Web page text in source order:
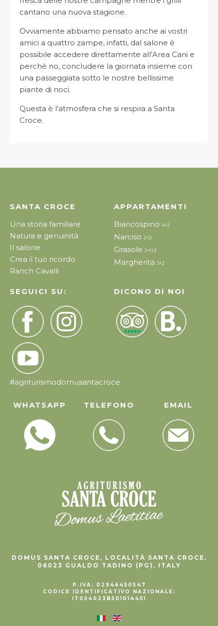
cantano una nuova stagione.
Ovviamente abbiamo pensato anche ai vostri
amici a quattro zampe, infatti, dal salone è
possibile accedere direttamente all’Area Cani e
perchè no, concludere la giornata insieme con
una passeggiata sotto le nostre bellissime
piante di noci.
Questa è l’atmosfera che si respira a Santa
Croce.
SANTA CROCE
Una storia familiare
Natura e genuinità
Il salone
Crea il tuo ricordo
Ranch Cavalli
APPARTAMENTI
Biancospino 4+2
Narciso 2+2
Girasole 2+1+2
Margherita 3+2
SEGUICI SU:
#agriturismodomusantacroce
DICONO DI NOI
WHATSAPP TELEFONO EMAIL
DOMUS SANTA CROCE, LOCALITÀ SANTA CROCE,
06023 GUALDO TADINO (PG), ITALY
P.IVA: 02946450547
CODICE IDENTIFICATIVO NAZIONALE:
IT054023B501014451